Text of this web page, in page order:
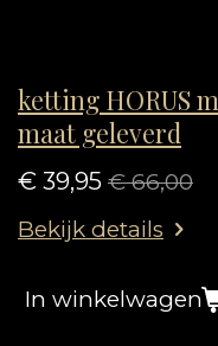
ketting HORUS
maat geleverd
€ 39,95 € 66,00
Bekijk details
In winkelwagen